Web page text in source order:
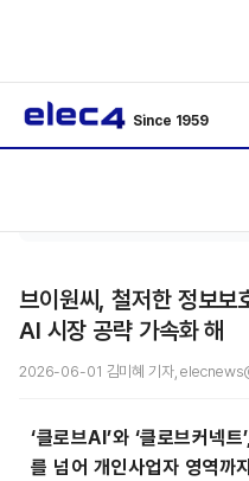
Since 1959
브이원씨, 철저한 정보보
AI 시장 공략 가속화 해
2026-06-01 김미혜 기자,
‘클로브AI’와 ‘클로브커넥
를 넘어 개인사업자 영역까